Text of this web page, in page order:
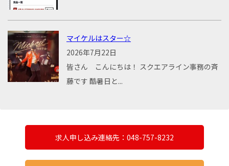
マイケルはスター☆
2026年7月22日
皆さん こんにちは！ スクエアライン事務の斉
藤です 酷暑日と...
求人申し込み連絡先：048-757-8232